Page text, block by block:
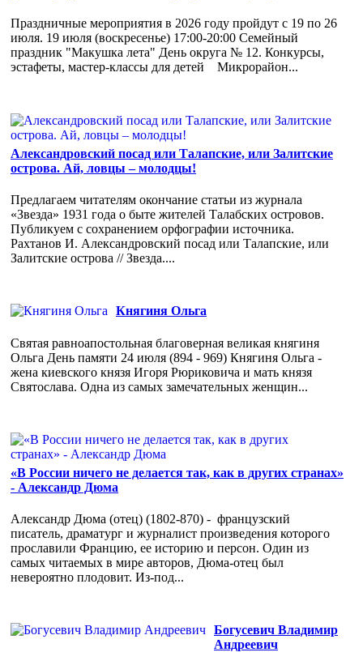
Праздничные мероприятия в 2026 году пройдут с 19 по 26
июля. 19 июля (воскресенье) 17:00-20:00 Семейный
праздник "Макушка лета" День округа № 12. Конкурсы,
эстафеты, мастер-классы для детей Микрорайон...
Александровский посад или Талапские, или Залитские
острова. Ай, ловцы – молодцы!
Предлагаем читателям окончание статьи из журнала
«Звезда» 1931 года о быте жителей Талабских островов.
Публикуем с сохранением орфографии источника.
Рахтанов И. Александровский посад или Талапские, или
Залитские острова // Звезда....
Княгиня Ольга
Святая равноапостольная благоверная великая княгиня
Ольга День памяти 24 июля (894 - 969) Княгиня Ольга -
жена киевского князя Игоря Рюриковича и мать князя
Святослава. Одна из самых замечательных женщин...
«В России ничего не делается так, как в других странах»
- Александр Дюма
Александр Дюма (отец) (1802-870) - французский
писатель, драматург и журналист произведения которого
прославили Францию, ее историю и персон. Один из
самых читаемых в мире авторов, Дюма-отец был
невероятно плодовит. Из-под...
Богусевич Владимир
Андреевич